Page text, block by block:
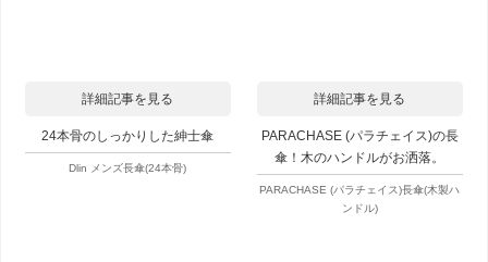
詳細記事を見る
24本骨のしっかりした紳士傘
Dlin メンズ長傘(24本骨)
詳細記事を見る
PARACHASE (パラチェイス)の長
傘！木のハンドルがお洒落。
PARACHASE (パラチェイス)長傘(木製ハ
ンドル)